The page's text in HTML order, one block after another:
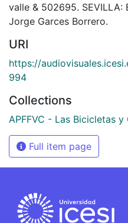
valle & 502695.
Jorge Garces Borrero.
URI
https://
994
Collections
APFFVC - Las Bicicletas
Full item page